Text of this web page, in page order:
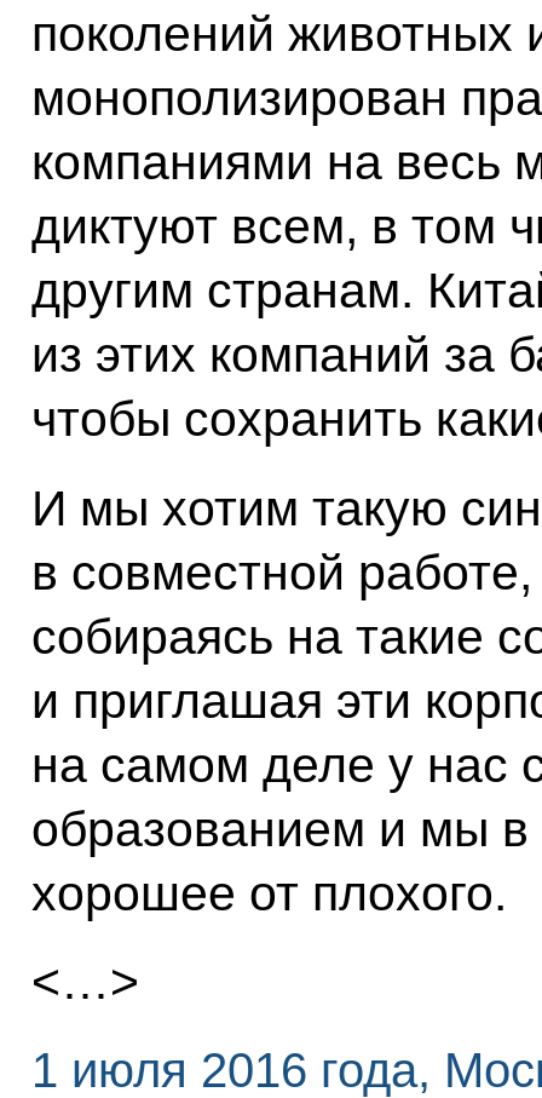
поколений животных
монополизирован
компаниями на весь
диктуют всем, в том
другим странам.
из этих компаний за
чтобы сохранить
И мы хотим такую
в совместной
собираясь на такие
и приглашая эти
на самом деле у нас
образованием и мы в
хорошее от плохого.
<…>
1 июля 2016 года,